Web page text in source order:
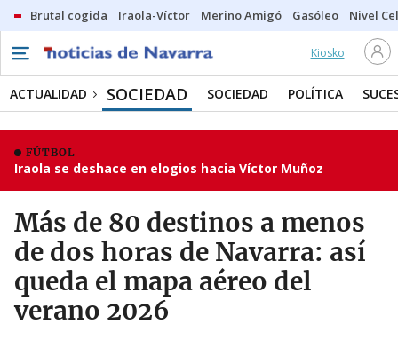
Brutal cogida Iraola-Víctor Merino Amigó Gasóleo Nivel
Kiosko
ACTUALIDAD SOCIEDAD SOCIEDAD POLÍTICA
FÚTBOL
Iraola se deshace en elogios hacia Víctor Muñoz
Más de 80 destinos a menos
de dos horas de Navarra: así
queda el mapa aéreo del
verano 2026